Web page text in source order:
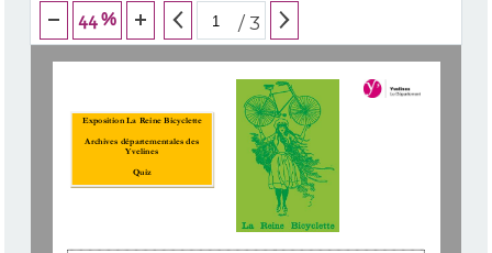
44 % /3
Exposition La Reine Bicyclette
Archives départementales des
Yvelines
Quiz